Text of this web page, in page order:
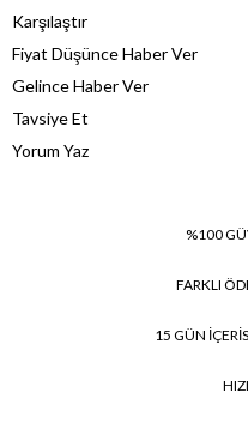
Karşılaştır
Fiyat Düşünce Haber Ver
Gelince Haber Ver
Tavsiye Et
Yorum Yaz
%100
FARKLI
15 GÜN